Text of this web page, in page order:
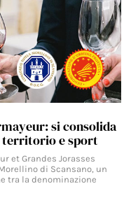
si consolida
territorio e sport
et Grandes Jorasses
di Scansano, un
tra la denominazione